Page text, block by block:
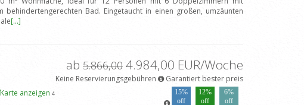
behindertengerechten Bad. Eingetaucht in einen großen, umzäunten
[...]
ab 5.866,00 4.984,00 EUR/Woche
Keine Reservierungsgebühren
Garantiert bester preis
Karte anzeigen 4
15%
off
12%
off
6%
off